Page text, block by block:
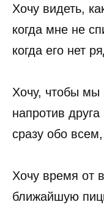
Хочу видеть,
когда мне не
когда его нет
Хочу, чтобы мы
напротив
сразу обо
Хочу время от
ближайшую